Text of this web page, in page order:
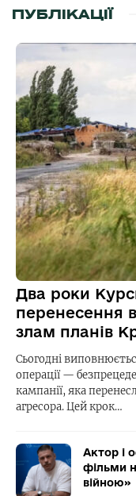
ПУБЛІКАЦІЇ
Два роки
перенесення
злам планів
Сьогодні
операції —
кампанії, яка
агресора. Цей крок…
Актор і
фільми
війною»